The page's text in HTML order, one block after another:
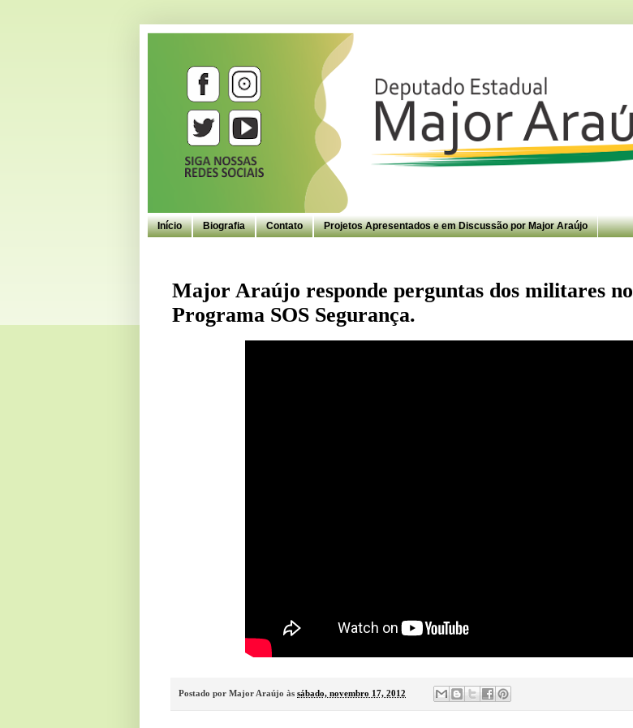
Início Biografia Contato Projetos Apresentados e em Discussão por Major Araújo
Major Araújo responde perguntas dos militares no
Programa SOS Segurança.
Postado por Major Araújo às sábado, novembro 17, 2012